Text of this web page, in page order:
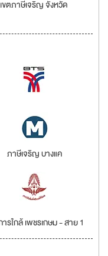
ตภาษีเจริญ จังหวัด
ภาษีเจริญ บางแค
รใกล้ เพชรเกษม - สาย 1